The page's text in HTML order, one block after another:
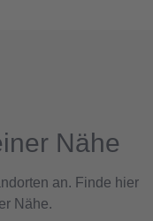
Nähe
an. Finde hier
Nähe.